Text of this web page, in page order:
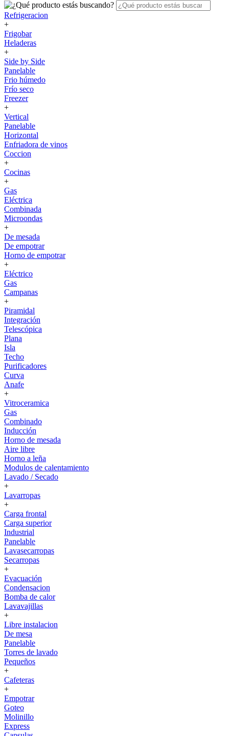
Refrigeracion
+
Frigobar
Heladeras
+
Side by Side
Panelable
Frio húmedo
Frío seco
Freezer
+
Vertical
Panelable
Horizontal
Enfriadora de vinos
Coccion
+
Cocinas
+
Gas
Eléctrica
Combinada
Microondas
+
De mesada
De empotrar
Horno de empotrar
+
Eléctrico
Gas
Campanas
+
Piramidal
Integración
Telescópica
Plana
Isla
Techo
Purificadores
Curva
Anafe
+
Vitroceramica
Gas
Combinado
Inducción
Horno de mesada
Aire libre
Horno a leña
Modulos de calentamiento
Lavado / Secado
+
Lavarropas
+
Carga frontal
Carga superior
Industrial
Panelable
Lavasecarropas
Secarropas
+
Evacuación
Condensacion
Bomba de calor
Lavavajillas
+
Libre instalacion
De mesa
Panelable
Torres de lavado
Pequeños
+
Cafeteras
+
Empotrar
Goteo
Molinillo
Express